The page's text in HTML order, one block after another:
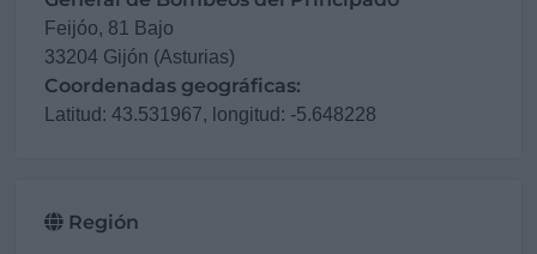
Feijóo, 81 Bajo
33204 Gijón (Asturias)
Coordenadas geográficas:
Latitud: 43.531967, longitud: -5.648228
Región